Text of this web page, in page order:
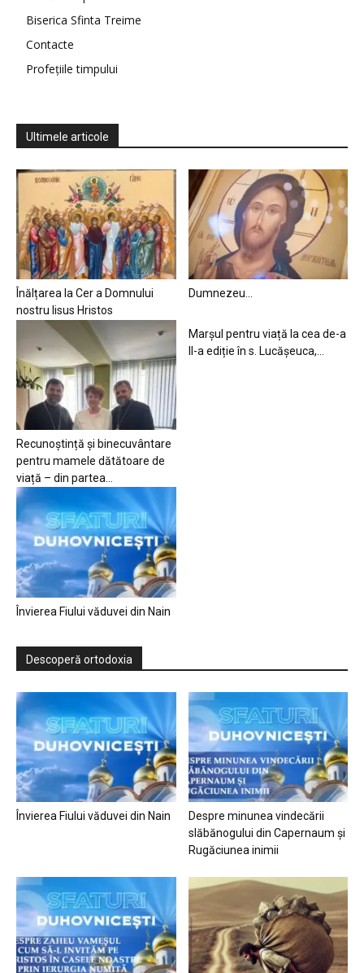
Biserica Sfinta Treime
Contacte
Profețiile timpului
Ultimele articole
Înălțarea la Cer a Domnului
nostru Iisus Hristos
Dumnezeu…
Recunoștință și binecuvântare
pentru mamele dătătoare de
viață – din partea...
Marșul pentru viață la cea de-a
II-a ediție în s. Lucășeuca,...
Învierea Fiului văduvei din Nain
Descoperă ortodoxia
Învierea Fiului văduvei din Nain
Despre minunea vindecării
slăbănogului din Capernaum și
Rugăciunea inimii